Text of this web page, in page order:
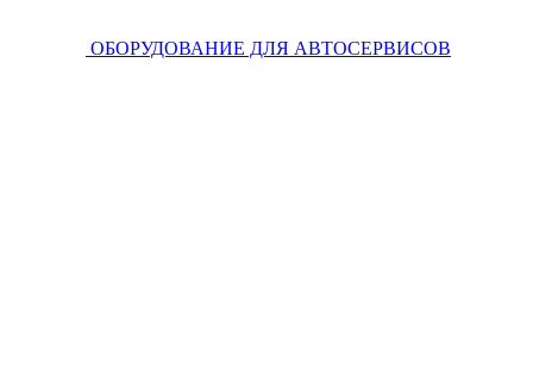
ОБОРУДОВАНИЕ ДЛЯ АВТОСЕРВИСОВ